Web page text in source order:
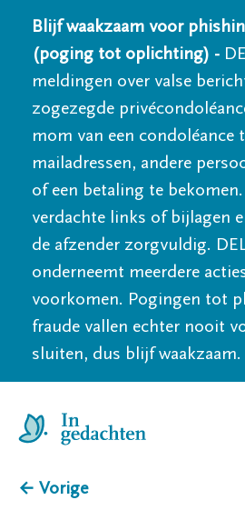
Blijf waakzaam voor
(poging tot oplichting) -
meldingen over valse
zogezegde
mom van een condoléance
mailadressen, andere
of een betaling te
verdachte links of bijlagen
de afzender zorgvuldig.
onderneemt meerdere
voorkomen. Pogingen tot
fraude vallen echter nooit
sluiten, dus blijf waakzaam.
← Vorige